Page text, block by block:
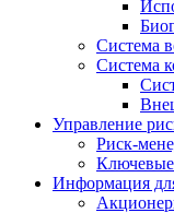
Система
Система
Управление
Риск-
Информация